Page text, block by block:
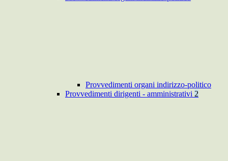
Provvedimenti organi indirizzo-politico
Provvedimenti dirigenti - amministrativi 2